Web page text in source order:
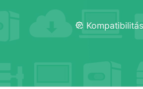
Kompatibilitás